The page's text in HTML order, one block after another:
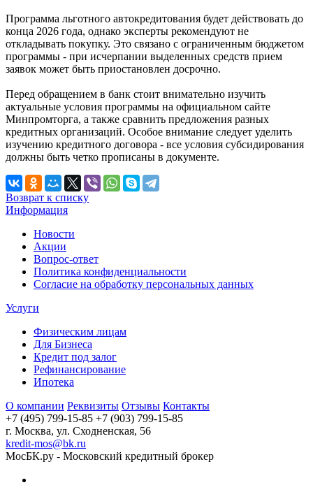
Программа льготного автокредитования будет действовать до
конца 2026 года, однако эксперты рекомендуют не
откладывать покупку. Это связано с ограниченным бюджетом
программы - при исчерпании выделенных средств прием
заявок может быть приостановлен досрочно.
Перед обращением в банк стоит внимательно изучить
актуальные условия программы на официальном сайте
Минпромторга, а также сравнить предложения разных
кредитных организаций. Особое внимание следует уделить
изучению кредитного договора - все условия субсидирования
должны быть четко прописаны в документе.
Возврат к списку
Информация
Новости
Акции
Вопрос-ответ
Политика конфиденциальности
Согласие на обработку персональных данных
Услуги
Физическим лицам
Для Бизнеса
Кредит под залог
Рефинансирование
Ипотека
О компании Реквизиты Отзывы Контакты
+7 (495) 799-15-85 +7 (903) 799-15-85
г. Москва, ул. Сходненская, 56
kredit-mos@bk.ru
МосБК.ру - Московский кредитный брокер